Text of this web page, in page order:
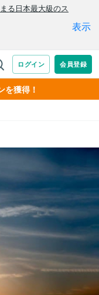
を獲得！